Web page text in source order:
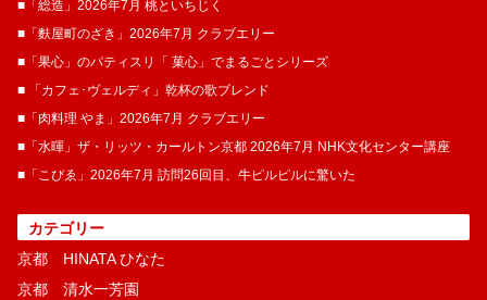
■「総造」2026年7月 桃といちじく
■「麩屋町のざき」2026年7月 クラブエリー
■「果心」のパティスリ「 菓​心」でまるごとシリーズ
■ 「カフェ･ヴェルディ」乾杯の歌ブレンド
■「肉料理 やま」2026年7月 クラブエリー
■「水暉」ザ・リッツ・カールトン京都 2026年7月 NHK文化センター講座
■「こぴゑ」2026年7月 訪問26回目、牛ピルピルに驚いた
カテゴリー
京都 HINATA ひなた
京都 清水一芳園